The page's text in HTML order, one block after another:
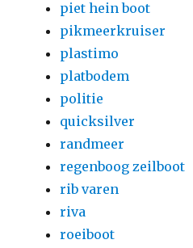
piet hein boot
pikmeerkruiser
plastimo
platbodem
politie
quicksilver
randmeer
regenboog zeilboot
rib varen
riva
roeiboot